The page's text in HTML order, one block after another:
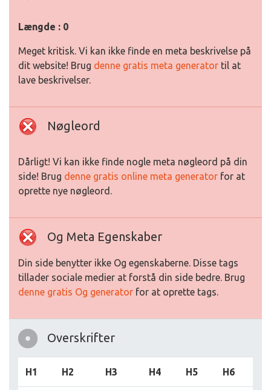
Længde : 0
Meget kritisk. Vi kan ikke finde en meta beskrivelse på
dit website! Brug denne gratis meta generator til at
lave beskrivelser.
Nøgleord
Dårligt! Vi kan ikke finde nogle meta nøgleord på din
side! Brug denne gratis online meta generator for at
oprette nye nøgleord.
Og Meta Egenskaber
Din side benytter ikke Og egenskaberne. Disse tags
tillader sociale medier at forstå din side bedre. Brug
denne gratis Og generator for at oprette tags.
Overskrifter
H1 H2 H3 H4 H5 H6